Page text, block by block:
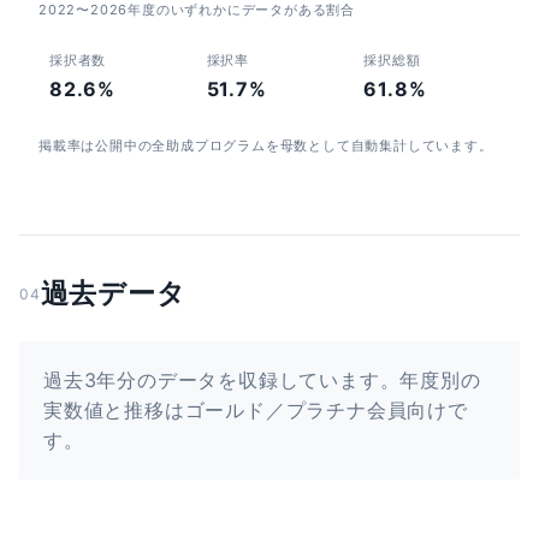
2022〜2026年度のいずれかにデータがある割合
採択者数
82.6%
採択率
51.7%
採択総額
61.8%
掲載率は公開中の全助成プログラムを母数として自動集計しています。
04過去データ
過去3年分のデータを収録しています。年度別の
実数値と推移はゴールド／プラチナ会員向けで
す。